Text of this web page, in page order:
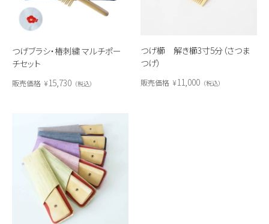
つげブラシ・椿刺繍 マルチポー
チセット
販売価格 ¥15,730 税込
つげ櫛 解き櫛3寸5分（さつま
つげ）
販売価格 ¥11,000 税込